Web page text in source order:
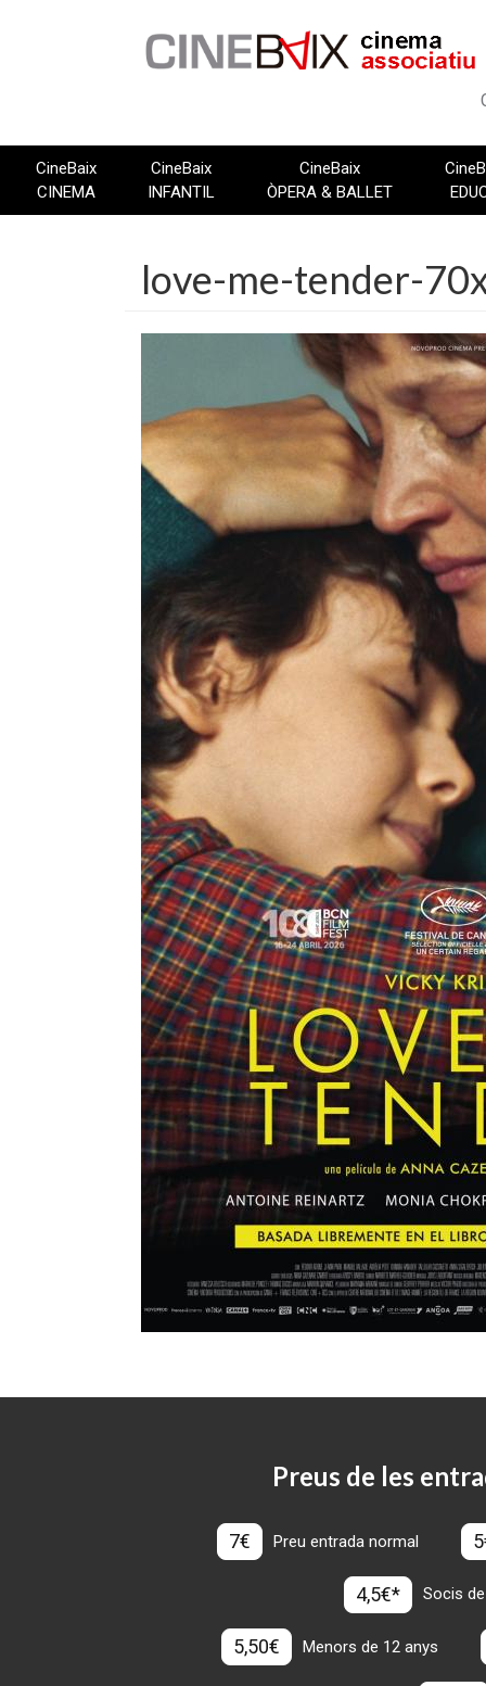
CineBaix
CINEMA
CineBaix
INFANTIL
CineBaix
ÒPERA & BALLET
love-me-tender-
Preus de les
7€ Preu entrada normal
4,5€* Socis
5,50€ Menors de 12 anys